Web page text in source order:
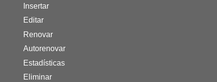
Insertar
Editar
Renovar
Autorenovar
Estadísticas
Eliminar